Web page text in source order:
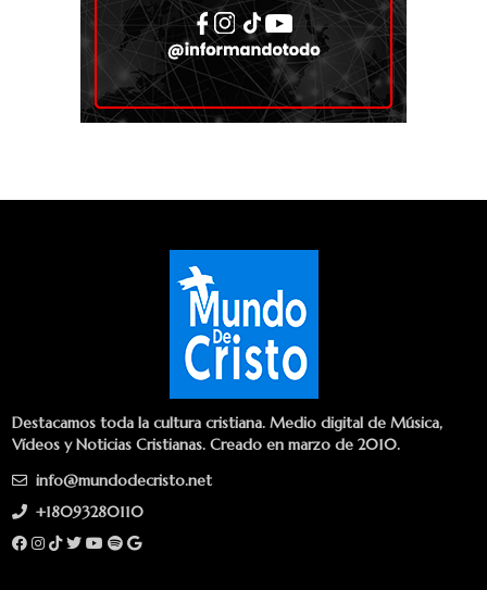
Destacamos toda la cultura cristiana. Medio digital de Música,
Vídeos y Noticias Cristianas. Creado en marzo de 2010.
info@mundodecristo.net
+18093280110